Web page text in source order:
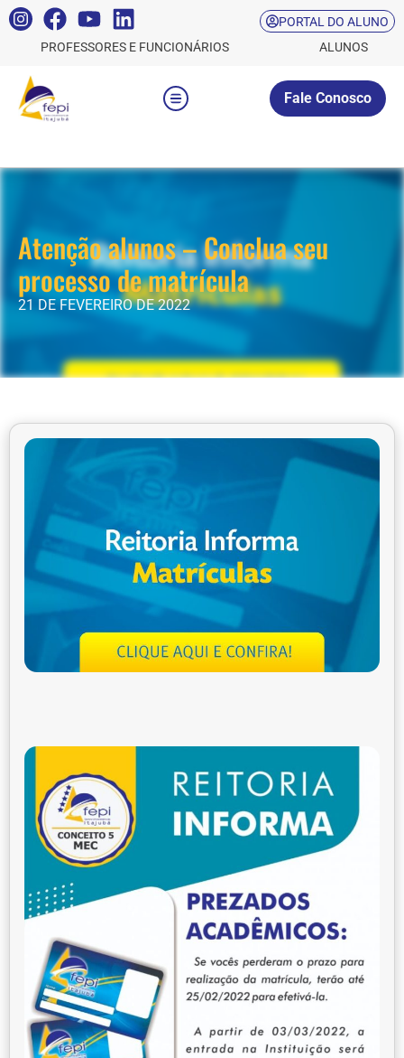
PORTAL DO ALUNO
PROFESSORES E FUNCIONÁRIOS
ALUNOS
Fale Conosco
Atenção alunos – Conclua seu
processo de matrícula
21 DE FEVEREIRO DE 2022